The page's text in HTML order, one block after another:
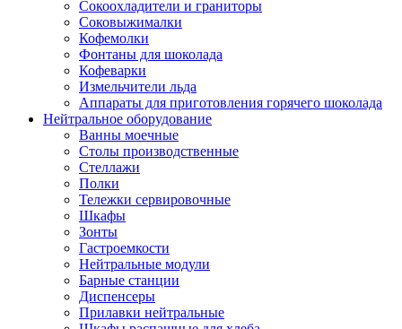
Сокоохладители и граниторы
Соковыжималки
Кофемолки
Фонтаны для шоколада
Кофеварки
Измельчители льда
Аппараты для приготовления горячего шоколада
Нейтральное оборудование
Ванны моечные
Столы производственные
Стеллажи
Полки
Тележки сервировочные
Шкафы
Зонты
Гастроемкости
Нейтральные модули
Барные станции
Диспенсеры
Прилавки нейтральные